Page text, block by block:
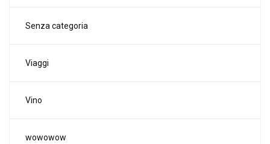
Senza categoria
Viaggi
Vino
wowowow